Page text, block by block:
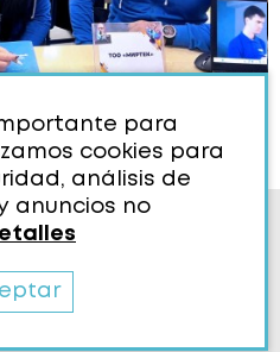
de Cookies
para
cookies para
análisis de
anuncios no